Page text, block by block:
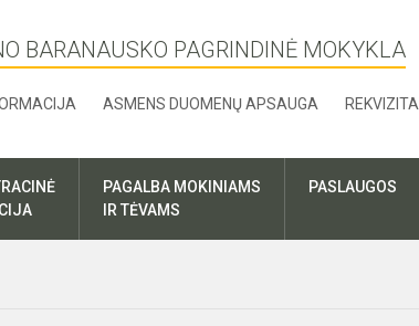
BARANAUSKO PAGRINDINĖ MOKYKLA
ASMENS DUOMENŲ APSAUGA REKVIZITAI
PAGALBA MOKINIAMS
IR TĖVAMS
PASLAUGOS